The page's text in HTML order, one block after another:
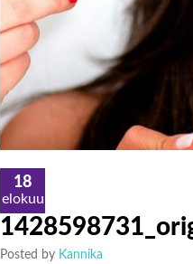
18
elokuu
Posted by Kannika